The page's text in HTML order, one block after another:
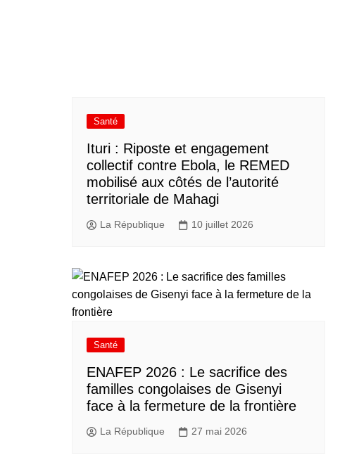
Santé
Ituri : Riposte et engagement
collectif contre Ebola, le REMED
mobilisé aux côtés de l’autorité
territoriale de Mahagi
La République 10 juillet 2026
Santé
ENAFEP 2026 : Le sacrifice des
familles congolaises de Gisenyi
face à la fermeture de la frontière
La République 27 mai 2026